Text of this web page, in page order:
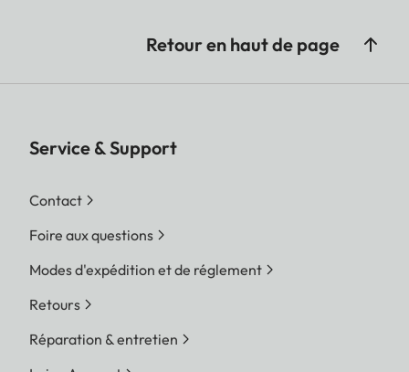
Retour en haut de page
Service & Support
Contact
Foire aux questions
Modes d'expédition et de réglement
Retours
Réparation & entretien